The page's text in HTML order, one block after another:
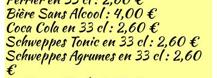
Bière Sans Alcool : 4,00 €
Coca Cola en 33 cl : 2,60 €
Schweppes Tonic en 33 cl : 2,60 €
Schweppes Agrumes en 33 cl : 2,60
€